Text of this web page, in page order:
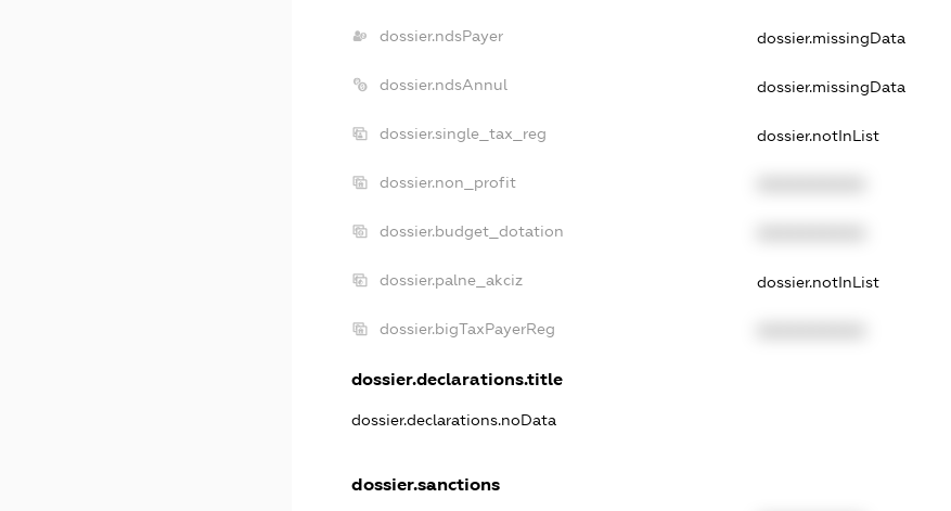
dossier.ndsPayer dossier.missingData
dossier.ndsAnnul dossier.missingData
dossier.single_tax_reg dossier.notInList
dossier.non_profit
dossier.budget_dotation
dossier.palne_akciz dossier.notInList
dossier.bigTaxPayerReg
dossier.declarations.title
dossier.declarations.noData
dossier.sanctions